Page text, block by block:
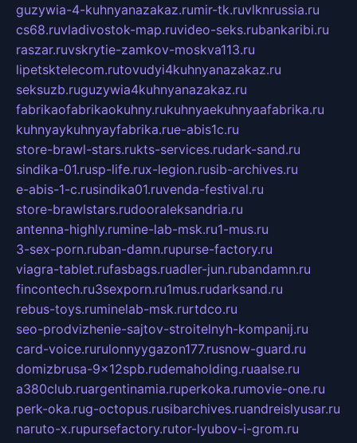
guzywia-4-kuhnyanazakaz.rumir-tk.ruvlknrussia.ru
cs68.ruvladivostok-map.ruvideo-seks.rubankaribi.ru
raszar.ruvskrytie-zamkov-moskva113.ru
lipetsktelecom.rutovudyi4kuhnyanazakaz.ru
seksuzb.ruguzywia4kuhnyanazakaz.ru
fabrikaofabrikaokuhny.rukuhnyaekuhnyaafabrika.ru
kuhnyaykuhnyayfabrika.rue-abis1c.ru
store-brawl-stars.rukts-services.rudark-sand.ru
sindika-01.rusp-life.rux-legion.rusib-archives.ru
e-abis-1-c.rusindika01.ruvenda-festival.ru
store-brawlstars.rudooraleksandria.ru
antenna-highly.rumine-lab-msk.ru1-mus.ru
3-sex-porn.ruban-damn.rupurse-factory.ru
viagra-tablet.rufasbags.ruadler-jun.rubandamn.ru
fincontech.ru3sexporn.ru1mus.rudarksand.ru
rebus-toys.ruminelab-msk.rurtdco.ru
seo-prodvizhenie-sajtov-stroitelnyh-kompanij.ru
card-voice.rurulonnyygazon177.rusnow-guard.ru
domizbrusa-9x12spb.rudemaholding.ruaalse.ru
a380club.ruargentinamia.ruperkoka.rumovie-one.ru
perk-oka.rug-octopus.rusibarchives.ruandreislyusar.ru
naruto-x.rupursefactory.rutor-lyubov-i-grom.ru